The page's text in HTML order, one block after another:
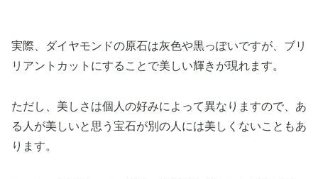
実際、ダイヤモンドの原石は灰色や黒っぽいですが、ブリ
リアントカットにすることで美しい輝きが現れます。
ただし、美しさは個人の好みによって異なりますので、あ
る人が美しいと思う宝石が別の人には美しくないこともあ
ります。